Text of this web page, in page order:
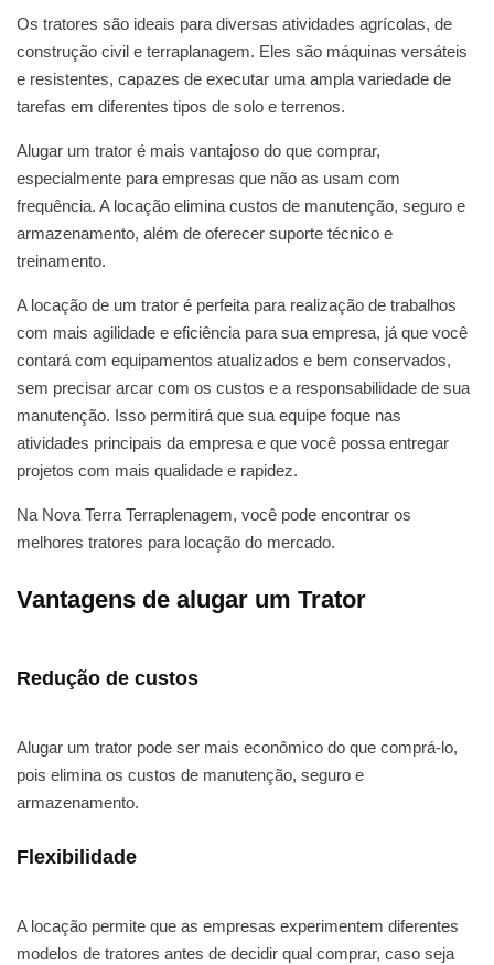
Os tratores são ideais para diversas atividades agrícolas, de
construção civil e terraplanagem. Eles são máquinas versáteis
e resistentes, capazes de executar uma ampla variedade de
tarefas em diferentes tipos de solo e terrenos.
Alugar um trator é mais vantajoso do que comprar,
especialmente para empresas que não as usam com
frequência. A locação elimina custos de manutenção, seguro e
armazenamento, além de oferecer suporte técnico e
treinamento.
A locação de um trator é perfeita para realização de trabalhos
com mais agilidade e eficiência para sua empresa, já que você
contará com equipamentos atualizados e bem conservados,
sem precisar arcar com os custos e a responsabilidade de sua
manutenção. Isso permitirá que sua equipe foque nas
atividades principais da empresa e que você possa entregar
projetos com mais qualidade e rapidez.
Na Nova Terra Terraplenagem, você pode encontrar os
melhores tratores para locação do mercado.
Vantagens de alugar um Trator
Redução de custos
Alugar um trator pode ser mais econômico do que comprá-lo,
pois elimina os custos de manutenção, seguro e
armazenamento.
Flexibilidade
A locação permite que as empresas experimentem diferentes
modelos de tratores antes de decidir qual comprar, caso seja